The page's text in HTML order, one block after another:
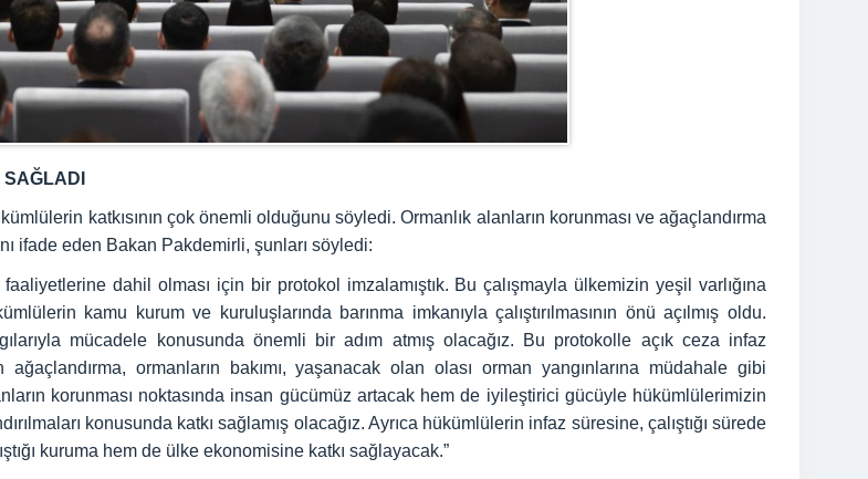
katkısının çok önemli olduğunu söyledi. Ormanlık alanların korunması ve ağaçlandırma
ifade eden Bakan Pakdemirli, şunları söyledi:
dahil olması için bir protokol imzalamıştık. Bu çalışmayla ülkemizin yeşil varlığına
kamu kurum ve kuruluşlarında barınma imkanıyla çalıştırılmasının önü açılmış oldu.
mücadele konusunda önemli bir adım atmış olacağız. Bu protokolle açık ceza infaz
ormanların bakımı, yaşanacak olan olası orman yangınlarına müdahale gibi
korunması noktasında insan gücümüz artacak hem de iyileştirici gücüyle hükümlülerimizin
konusunda katkı sağlamış olacağız. Ayrıca hükümlülerin infaz süresine, çalıştığı sürede
kuruma hem de ülke ekonomisine katkı sağlayacak.”